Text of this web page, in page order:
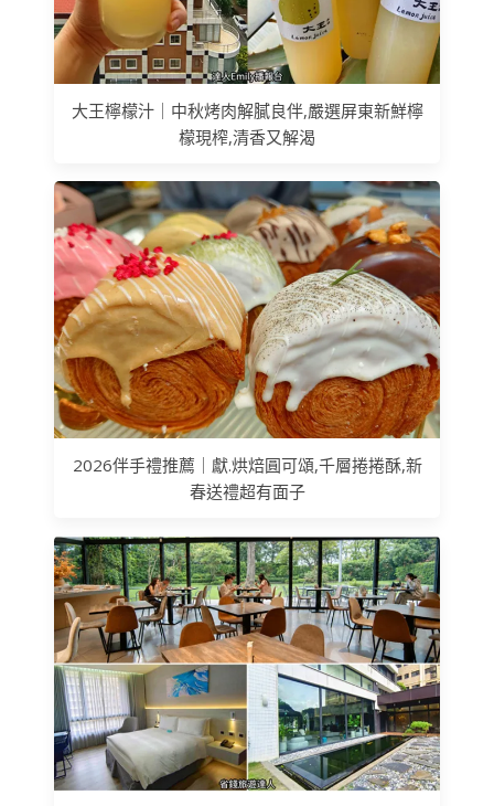
大王檸檬汁｜中秋烤肉解膩良伴,嚴選屏東新鮮檸
檬現榨,清香又解渴
2026伴手禮推薦｜獻.烘焙圓可頌,千層捲捲酥,新
春送禮超有面子